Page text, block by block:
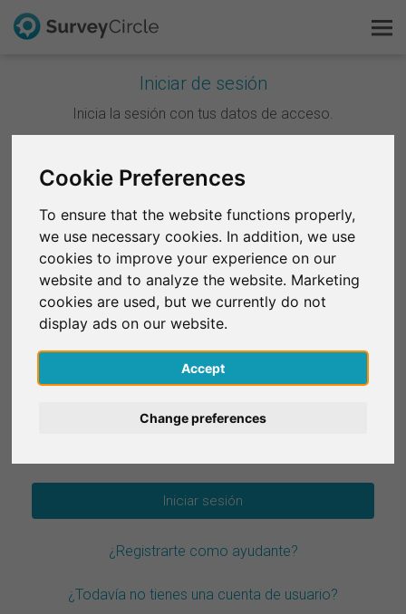
Cookie Preferences
To ensure that the website functions properly,
we use necessary cookies. In addition, we use
cookies to improve your experience on our
website and to analyze the website. Marketing
cookies are used, but we currently do not
display ads on our website.
Accept
Change preferences
Iniciar de sesión
Inicia la sesión con tus datos de acceso.
Continuar con Google
Continuar con Facebook
O
Correo electrónico*
Contraseña*
¿Registrarte como ayudante?
¿Todavía no tienes una cuenta de usuario?
Esto es SurveyCircle
FAQ
Regístrate gratis
English
Deutsch
Italiano